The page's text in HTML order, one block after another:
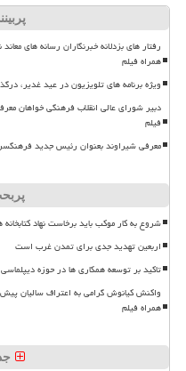
رفتار های بزدلانه خبرنگاران رسانه های
همراه فیلم
ویژه برنامه های تلویزیون در عید غدیر، درگذشت
دبیر شورای عالی انقلاب فرهنگی خواهان
فیلم
معرفی شیراوند بعنوان رئیس جدید
شروع به کار موکب باید برخاست نهاد
اربعین تهدید جدی برای تمدن غرب است
تاکید بر توسعه همکاری ها در حوزه
واکنش کیانوش گرامی به اعتراف سالیان
همراه فیلم